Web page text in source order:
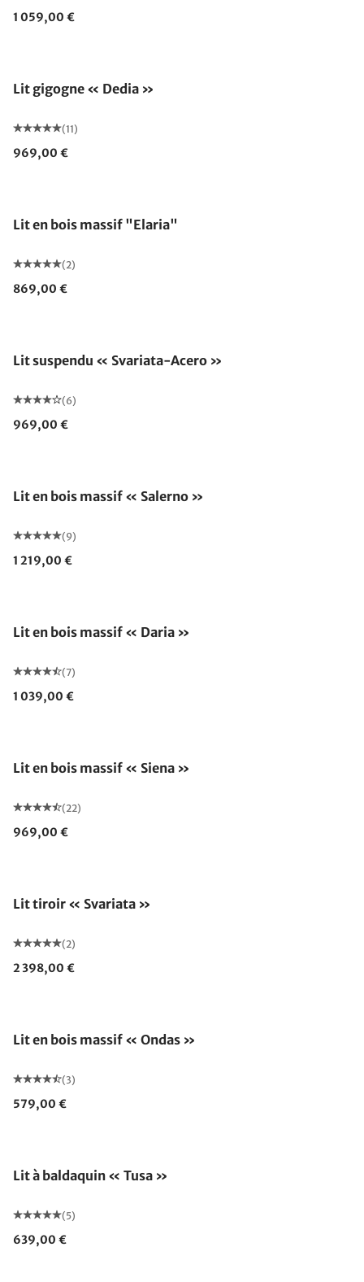
1 059,00 €
Lit gigogne « Dedia »
(11)
969,00 €
Lit en bois massif "Elaria"
(2)
869,00 €
Lit suspendu « Svariata-Acero »
(6)
969,00 €
Lit en bois massif « Salerno »
(9)
1 219,00 €
Lit en bois massif « Daria »
(7)
1 039,00 €
Lit en bois massif « Siena »
(22)
969,00 €
Lit tiroir « Svariata »
(2)
2 398,00 €
Lit en bois massif « Ondas »
(3)
579,00 €
Lit à baldaquin « Tusa »
(5)
639,00 €